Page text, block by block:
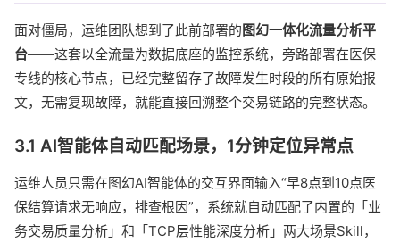
面对僵局，运维团队想到了此前部署的 图幻一体化流量分析平
台——这套以全流量为数据底座的监控系统，旁路部署在医保
专线的核心节点，已经完整留存了故障发生时段的所有原始报
文，无需复现故障，就能直接回溯整个交易链路的完整状态。
3.1 AI智能体自动匹配场景，1分钟定位异常点
运维人员只需在图幻AI智能体的交互界面输入“早8点到10点医
保结算请求无响应，排查根因”，系统就自动匹配了内置的「业
务交易质量分析」和「TCP层性能深度分析」两大场景Skill，